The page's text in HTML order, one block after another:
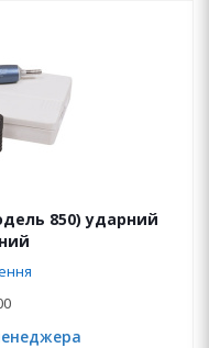
850) ударний